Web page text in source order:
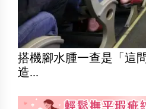
搭機腳水腫一查是「這
造...